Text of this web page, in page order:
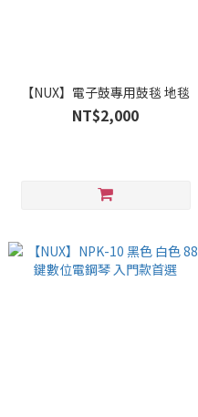
【NUX】電子鼓專用鼓毯 地毯
NT$2,000